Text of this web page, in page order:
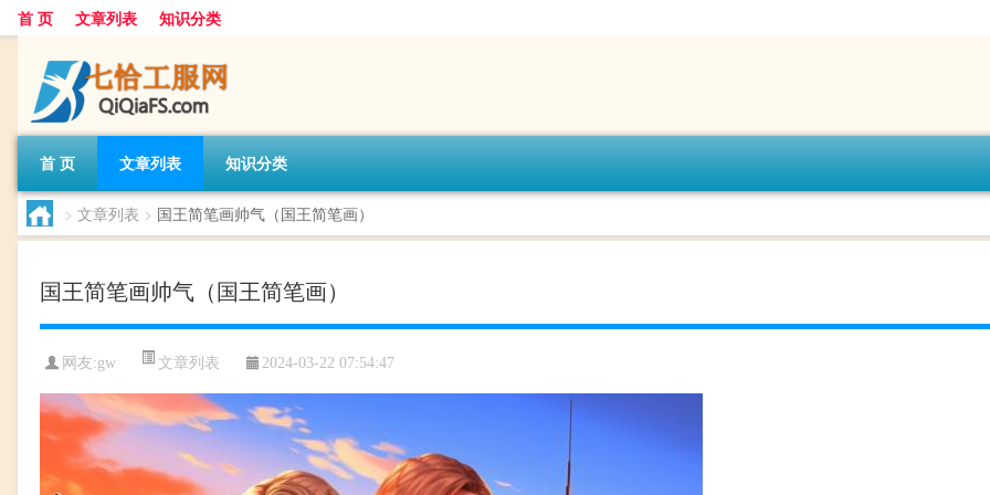
首 页 文章列表 知识分类
首 页 文章列表 知识分类
> 文章列表 > 国王简笔画帅气（国王简笔画）
国王简笔画帅气（国王简笔画）
网友:gw 文章列表 2024-03-22 07:54:47